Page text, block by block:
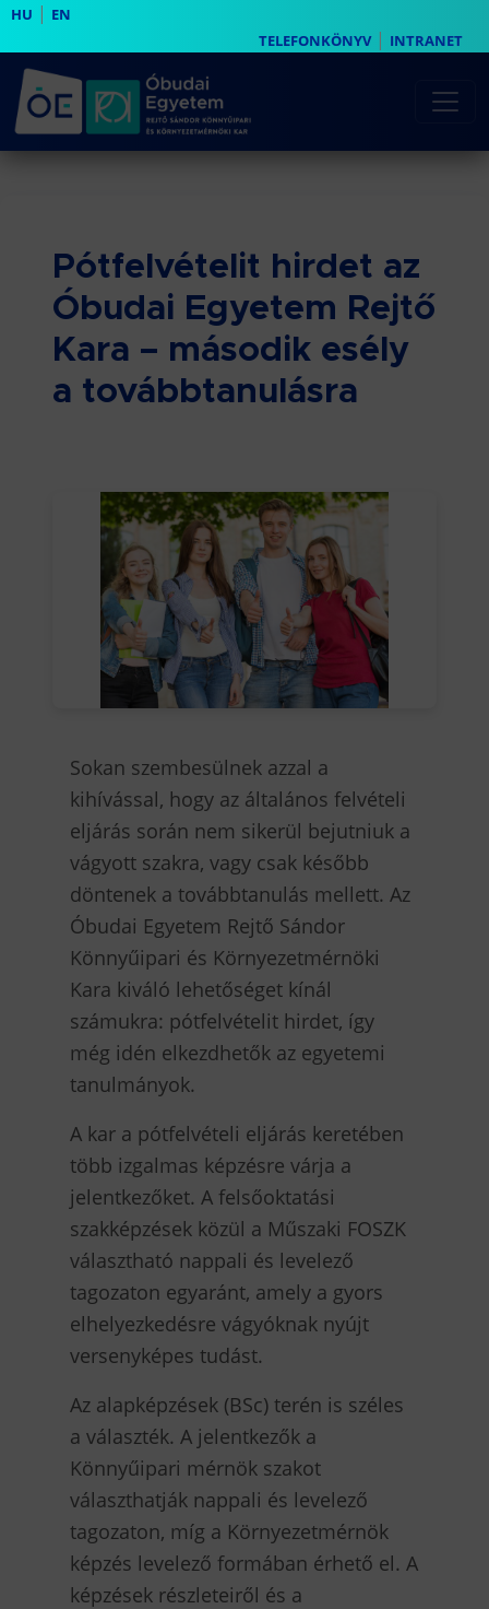
HU | EN
TELEFONKÖNYV| INTRANET
Pótfelvételit hirdet az
Óbudai Egyetem Rejtő
Kara – második esély
a továbbtanulásra
Sokan szembesülnek azzal a
kihívással, hogy az általános felvételi
eljárás során nem sikerül bejutniuk a
vágyott szakra, vagy csak később
döntenek a továbbtanulás mellett. Az
Óbudai Egyetem Rejtő Sándor
Könnyűipari és Környezetmérnöki
Kara kiváló lehetőséget kínál
számukra: pótfelvételit hirdet, így
még idén elkezdhetők az egyetemi
tanulmányok.
A kar a pótfelvételi eljárás keretében
több izgalmas képzésre várja a
jelentkezőket. A felsőoktatási
szakképzések közül a Műszaki FOSZK
választható nappali és levelező
tagozaton egyaránt, amely a gyors
elhelyezkedésre vágyóknak nyújt
versenyképes tudást.
Az alapképzések (BSc) terén is széles
a választék. A jelentkezők a
Könnyűipari mérnök szakot
választhatják nappali és levelező
tagozaton, míg a Környezetmérnök
képzés levelező formában érhető el. A
képzések részleteiről és a